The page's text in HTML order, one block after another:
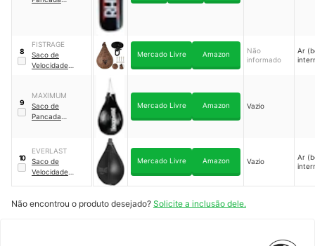
8
FISTRAGE
Saco de
Velocidade
Mercado Livre Amazon
Não
informado
Ar
9
MAXIMUM
Saco de
Pancada
Mercado Livre Amazon Vazio
10
EVERLAST
Saco de
Velocidade
Mercado Livre Amazon Vazio
Ar
Não encontrou o produto desejado? Solicite a inclusão dele.